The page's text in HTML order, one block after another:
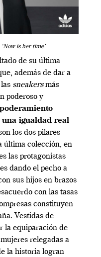
is her time’
de su última
además de dar a
sneakersmás
poderoso y
una igualdad real
los dos pilares
última colección, en
las protagonistas
dando el pecho a
sus hijos en brazos
con las tasas
constituyen
Vestidas de
la equiparación de
relegadas a
la historia logran